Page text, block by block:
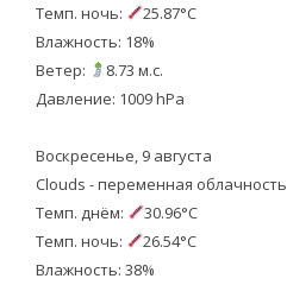
Темп. ночь:
25.87°C
Влажность: 18%
Ветер:
8.73 м.с.
Давление: 1009 hPa
Воскресенье, 9 августа
Clouds - переменная облачность
Темп. днём:
30.96°C
Темп. ночь:
26.54°C
Влажность: 38%